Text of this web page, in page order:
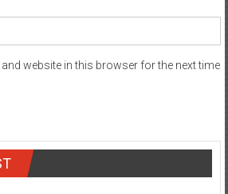
website in this browser for the next time